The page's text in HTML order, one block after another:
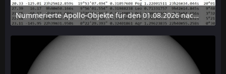
Nummerierte Apollo-Objekte für den 01.08.2026 nach Erdabstand sortiert, nur die ersten der 1910 Objekte angezeigt
6. August 2026 um 15:14